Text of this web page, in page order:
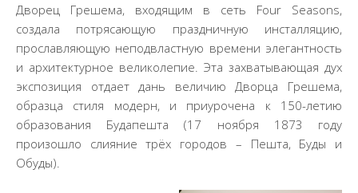
Дворец Грешема, входящим в сеть Four Seasons,
создала потрясающую праздничную инсталляцию,
прославляющую неподвластную времени элегантность
и архитектурное великолепие. Эта захватывающая дух
экспозиция отдает дань величию Дворца Грешема,
образца стиля модерн, и приурочена к 150-летию
образования Будапешта (17 ноября 1873 году
произошло слияние трёх городов – Пешта, Буды и
Обуды).